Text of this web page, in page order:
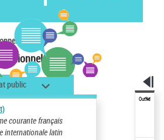
public
courante français
internationale latin
Outils